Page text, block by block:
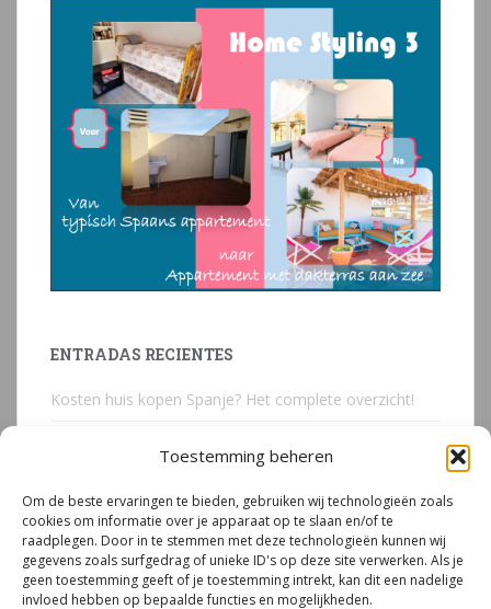
Toestemming beheren
Om de beste ervaringen te bieden, gebruiken wij technologieën zoals
cookies om informatie over je apparaat op te slaan en/of te
raadplegen. Door in te stemmen met deze technologieën kunnen wij
gegevens zoals surfgedrag of unieke ID's op deze site verwerken. Als je
geen toestemming geeft of je toestemming intrekt, kan dit een nadelige
invloed hebben op bepaalde functies en mogelijkheden.
ENTRADAS RECIENTES
Kosten huis kopen Spanje? Het complete overzicht!
juridische valkuilen
Due Diligence Spaans vastgoed
Emigreren naar Spanje Expert Call | Illegaal bouwen
door Mirjam van Riet (jan 2026)